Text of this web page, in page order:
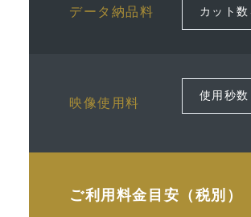
データ納品料
映像使用料
ご利用料金目安（税別）